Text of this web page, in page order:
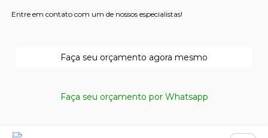
Entre em contato com um de nossos especialistas!
Faça seu orçamento agora mesmo
Faça seu orçamento por Whatsapp